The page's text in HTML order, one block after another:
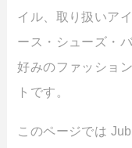
イル、取り扱いア
ース・シューズ・
好みのファッショ
トです。
このページでは